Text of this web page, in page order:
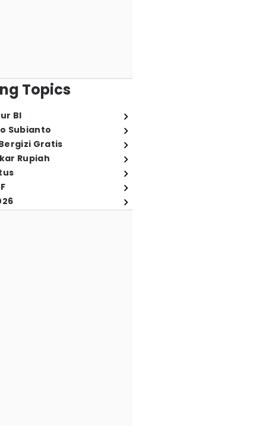
Topics
BI
Subianto
Gratis
Rupiah